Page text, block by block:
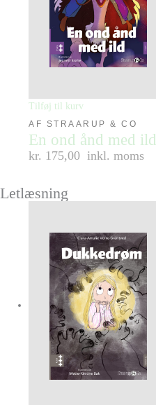
Tilføj til kurv
AF STRAARUP & CO
En ond ånd med ild
kr. 175,00 inkl. moms
Letlæsning